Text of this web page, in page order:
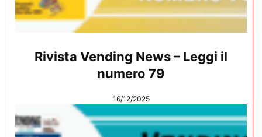
Rivista Vending News – Leggi il
numero 79
16/12/2025